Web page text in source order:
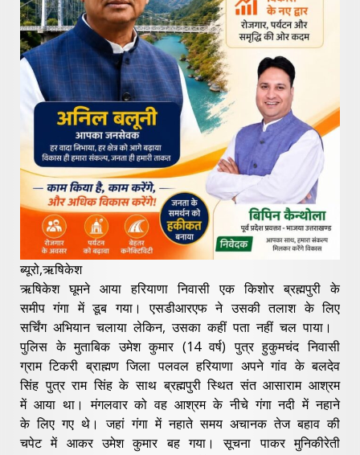
ब्यूरो,ऋषिकेश
ऋषिकेश घूमने आया हरियाणा निवासी एक किशोर ब्रह्मपुरी के
समीप गंगा में डूब गया। एसडीआरएफ ने उसकी तलाश के लिए
सर्चिंग अभियान चलाया लेकिन, उसका कहीं पता नहीं चल पाया।
पुलिस के मुताबिक उमेश कुमार (14 वर्ष) पुत्र हुकुमचंद निवासी
ग्राम टिकरी ब्राह्मण जिला पलवल हरियाणा अपने गांव के बलदेव
सिंह पुत्र राम सिंह के साथ ब्रह्मपुरी स्थित संत आसाराम आश्रम
में आया था। मंगलवार को वह आश्रम के नीचे गंगा नदी में नहाने
के लिए गए थे। जहां गंगा में नहाते समय अचानक तेज बहाव की
चपेट में आकर उमेश कुमार बह गया। सूचना पाकर मुनिकीरेती